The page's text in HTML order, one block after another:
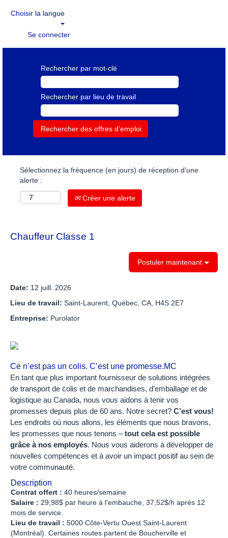
Choisir la langue
Se connecter
Rechercher par mot-clé
Rechercher par lieu de travail
Sélectionnez la fréquence (en jours) de réception d’une
alerte :
Créer une alerte
Chauffeur Classe 1
Postuler maintenant
Date: 12 juill. 2026
Lieu de travail: Saint-Laurent, Québec, CA, H4S 2E7
Entreprise: Purolator
Ce n’est pas un colis. C’est une promesse.MC
En tant que plus important fournisseur de solutions intégrées
de transport de colis et de marchandises, d’emballage et de
logistique au Canada, nous vous aidons à tenir vos
promesses depuis plus de 60 ans. Notre secret? C’est vous!
Les endroits où nous allons, les éléments que nous bravons,
les promesses que nous tenons –tout cela est possible
grâce à nos employés. Nous vous aiderons à développer de
nouvelles compétences et à avoir un impact positif au sein de
votre communauté.
Description
Contrat offert : 40 heures/semaine
Salaire : 29,98$ par heure à l'embauche, 37,52$/h après 12
mois de service.
Lieu de travail : 5000 Côte-Vertu Ouest Saint-Laurent
(Montréal). Certaines routes partent de Boucherville et